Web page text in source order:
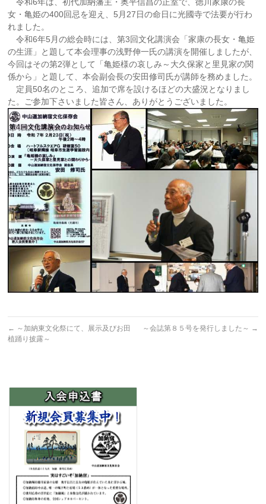
女・亀姫の400回忌を迎え、5月27日の命日に光國寺で法要が行わ
れました。
令和6年5月の総会時には、第3回文化講演会「家康の長女・亀姫
の生涯」と題して本会理事の浅野伸一氏の講演を開催しましたが、
今回はその第2弾として「亀姫様の哀しみ～大久保家と里見家の関
係から」と題して、本会副会長の安田修司氏が講師を務めました。
定員50名のところ、追加で席を設けるほどの大盛況となりまし
た。ご参加下さいました皆さん、ありがとうございました。
← ～加納東文化祭にて、展示及びお田
植踊り披露～
～会誌第８５号を発行しました～ →